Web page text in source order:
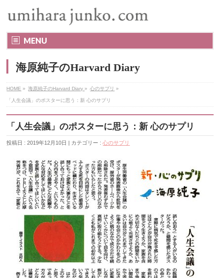
MENU
海原純子のHarvard Diary
HOME » 海原純子のHarvard Diary» 心のサプリ »
「人生会議」のポスターに思う：新 心のサプリ
「人生会議」のポスターに思う：新 心のサプリ
投稿日 : 2019年12月10日 | カテゴリー :心のサプリ